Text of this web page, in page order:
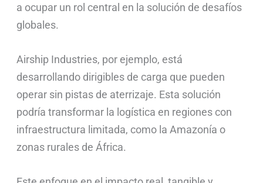
a ocupar un rol central en la solución de desafíos
globales.
Airship Industries, por ejemplo, está
desarrollando dirigibles de carga que pueden
operar sin pistas de aterrizaje. Esta solución
podría transformar la logística en regiones con
infraestructura limitada, como la Amazonía o
zonas rurales de África.